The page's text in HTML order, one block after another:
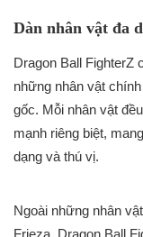
Dàn nhân vật đa
Dragon Ball FighterZ
những nhân vật
gốc. Mỗi nhân vật
mạnh riêng biệt,
dạng và thú vị.
Ngoài những nhân
Frieza, Dragon Ball